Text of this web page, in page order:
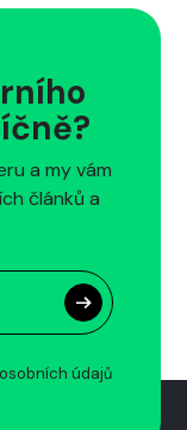
a my vám
článků a
údajů